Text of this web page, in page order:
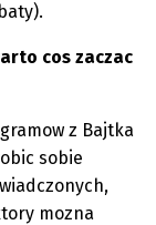
cos zaczac
z Bajtka
sobie
mozna